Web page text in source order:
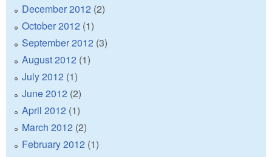
December 2012 (2)
October 2012 (1)
September 2012 (3)
August 2012 (1)
July 2012 (1)
June 2012 (2)
April 2012 (1)
March 2012 (2)
February 2012 (1)